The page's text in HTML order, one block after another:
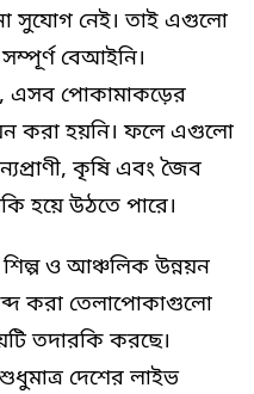
সুযোগ নেই। তাই এগুলো
বেআইনি।
এসব পোকামাকড়ের
করা হয়নি। ফলে এগুলো
কৃষি এবং জৈব
হয়ে উঠতে পারে।
ও আঞ্চলিক উন্নয়ন
করা তেলাপোকাগুলো
তদারকি করছে।
দেশের লাইভ